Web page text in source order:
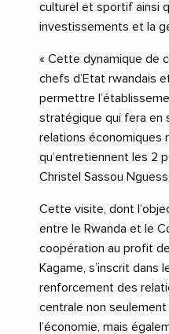
culturel et sportif ainsi
investissements et la
« Cette dynamique de
chefs d’Etat rwandais
permettre
stratégique qui fera en
relations économiques
qu’entretiennent les 2
Christel Sassou
Cette visite, dont
entre le Rwanda et le
coopération au profit
Kagame, s’inscrit dans
renforcement des
centrale non
l’économie, mais